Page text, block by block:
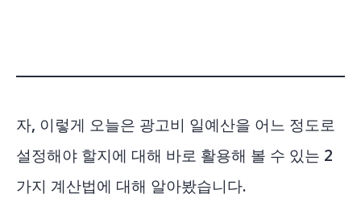
자, 이렇게 오늘은 광고비 일예산을 어느 정도로
설정해야 할지에 대해 바로 활용해 볼 수 있는 2
가지 계산법에 대해 알아봤습니다.